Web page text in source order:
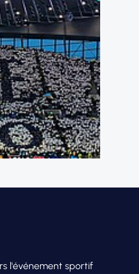
l'événement sportif